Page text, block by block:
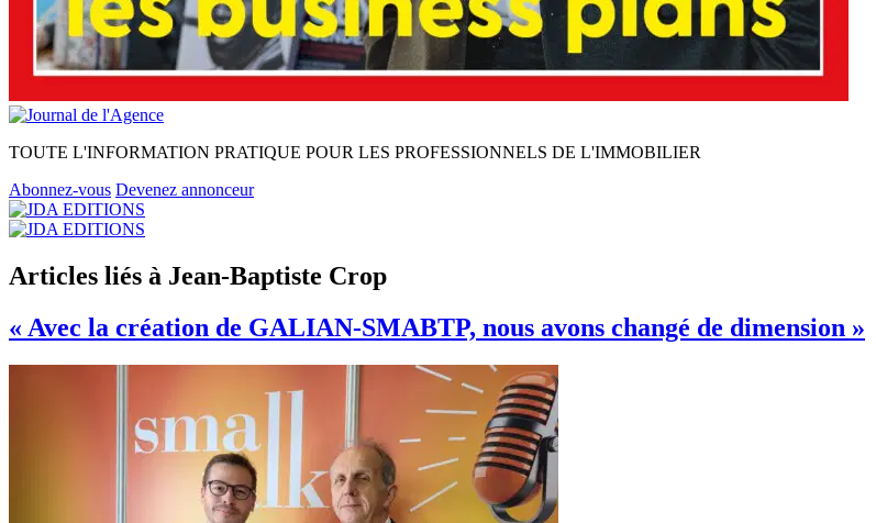
TOUTE L'INFORMATION PRATIQUE POUR LES PROFESSIONNELS DE L'IMMOBILIER
Abonnez-vous Devenez annonceur
Articles liés à Jean-Baptiste Crop
« Avec la création de GALIAN-SMABTP, nous avons changé de dimension »